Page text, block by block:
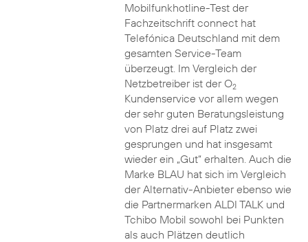
Mobilfunkhotline-Test der
Fachzeitschrift connect hat
Telefónica Deutschland mit dem
gesamten Service-Team
überzeugt. Im Vergleich der
Netzbetreiber ist der O2
Kundenservice vor allem wegen
der sehr guten Beratungsleistung
von Platz drei auf Platz zwei
gesprungen und hat insgesamt
wieder ein „Gut“ erhalten. Auch die
Marke BLAU hat sich im Vergleich
der Alternativ-Anbieter ebenso wie
die Partnermarken ALDI TALK und
Tchibo Mobil sowohl bei Punkten
als auch Plätzen deutlich